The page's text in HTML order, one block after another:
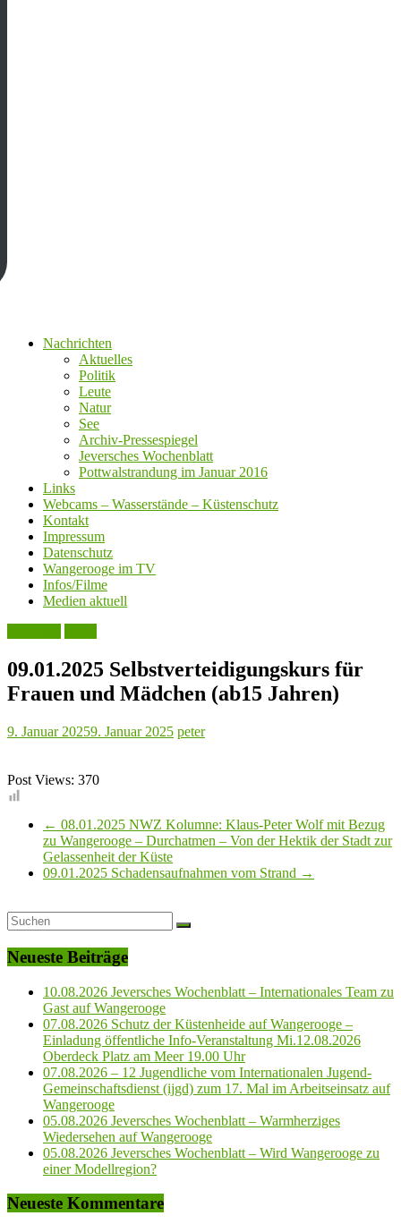
Nachrichten
Aktuelles
Politik
Leute
Natur
See
Archiv-Pressespiegel
Jeversches Wochenblatt
Pottwalstrandung im Januar 2016
Links
Webcams – Wasserstände – Küstenschutz
Kontakt
Impressum
Datenschutz
Wangerooge im TV
Infos/Filme
Medien aktuell
09.01.2025 Selbstverteidigungskurs für
Frauen und Mädchen (ab15 Jahren)
9. Januar 20259. Januar 2025 peter
Post Views: 370
← 08.01.2025 NWZ Kolumne: Klaus-Peter Wolf mit Bezug
zu Wangerooge – Durchatmen – Von der Hektik der Stadt zur
Gelassenheit der Küste
09.01.2025 Schadensaufnahmen vom Strand →
Neueste Beiträge
10.08.2026 Jeversches Wochenblatt – Internationales Team zu
Gast auf Wangerooge
07.08.2026 Schutz der Küstenheide auf Wangerooge –
Einladung öffentliche Info-Veranstaltung Mi.12.08.2026
Oberdeck Platz am Meer 19.00 Uhr
07.08.2026 – 12 Jugendliche vom Internationalen Jugend-
Gemeinschaftsdienst (ijgd) zum 17. Mal im Arbeitseinsatz auf
Wangerooge
05.08.2026 Jeversches Wochenblatt – Warmherziges
Wiedersehen auf Wangerooge
05.08.2026 Jeversches Wochenblatt – Wird Wangerooge zu
einer Modellregion?
Neueste Kommentare